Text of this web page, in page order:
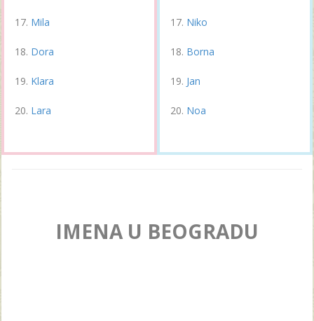
Mila
Dora
Klara
Lara
Niko
Borna
Jan
Noa
IMENA U BEOGRADU